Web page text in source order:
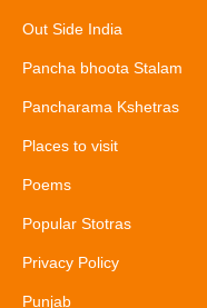
Out Side India
Pancha bhoota Stalam
Pancharama Kshetras
Places to visit
Poems
Popular Stotras
Privacy Policy
Punjab